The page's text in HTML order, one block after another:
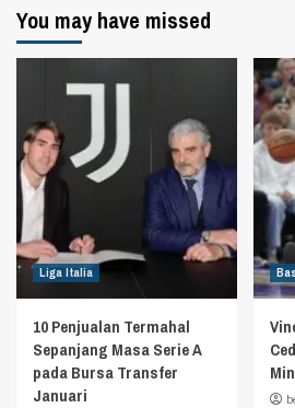
You may have missed
Liga Italia
10 Penjualan Termahal
Sepanjang Masa Serie A
pada Bursa Transfer
Januari